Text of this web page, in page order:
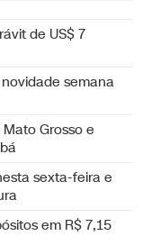
de US$ 7
semana
Grosso e
sexta-feira e
em R$ 7,15